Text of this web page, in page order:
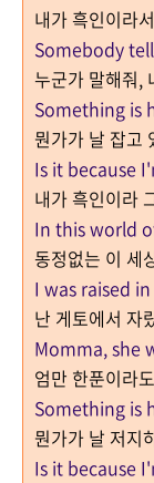
내가 흑인이라
Somebody
누군가 말해줘,
Something is
뭔가가 날 잡고
Is it because
내가 흑인이라
In this world
동정없는 이 세
I was raised
난 게토에서 자
Momma, she
엄만 한푼이라
Something is
뭔가가 날 저지
Is it because